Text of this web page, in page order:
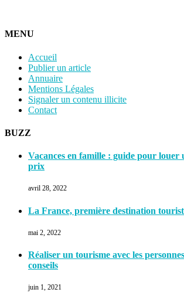
MENU
Accueil
Publier un article
Annuaire
Mentions Légales
Signaler un contenu illicite
Contact
BUZZ
Vacances en famille : guide pour louer
prix
avril 28, 2022
La France, première destination
mai 2, 2022
Réaliser un tourisme avec les
conseils
juin 1, 2021